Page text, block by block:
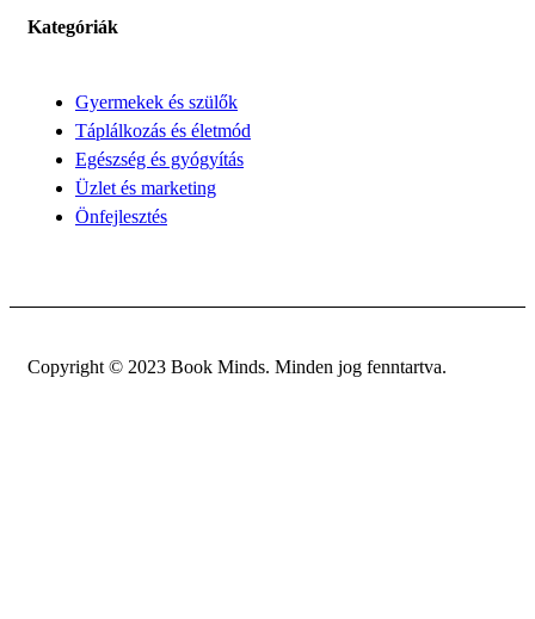
Kategóriák
Gyermekek és szülők
Táplálkozás és életmód
Egészség és gyógyítás
Üzlet és marketing
Önfejlesztés
Copyright © 2023 Book Minds. Minden jog fenntartva.